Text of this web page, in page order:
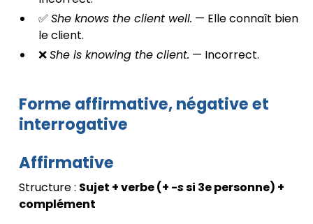
✅ She knows the client well. — Elle connaît bien
le client.
❌She is knowing the client. — Incorrect.
Forme affirmative, négative et
interrogative
Affirmative
Structure : Sujet + verbe (+-ssi 3e personne) +
complément